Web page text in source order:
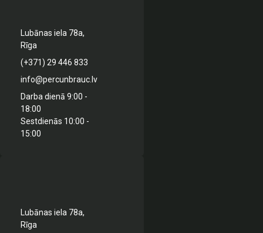
Lubānas iela 78a,
Rīga
(+371) 29 446 833
info@percunbrauc.lv
Darba dienā 9:00 -
18:00
Sestdienās 10:00 -
15:00
Lubānas iela 78a,
Rīga